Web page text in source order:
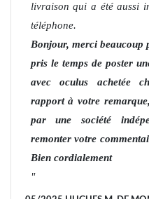
livraison qui a été aussi
téléphone.
Bonjour, merci
pris le temps de poster
avec oculus achetée
rapport à votre
par une société
remonter votre
Bien cordialement